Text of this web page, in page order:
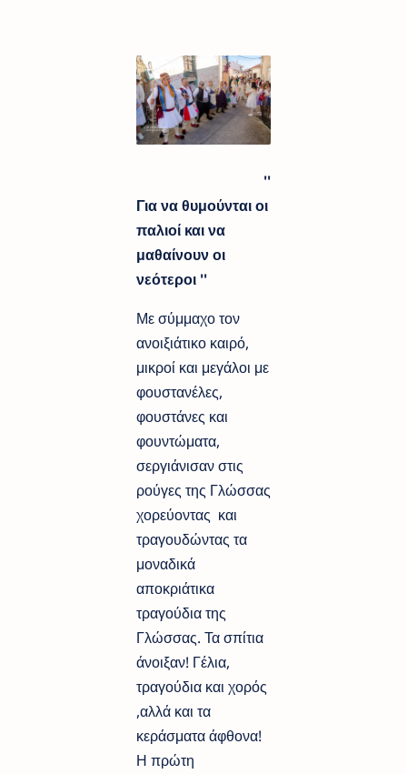
''
Για να θυμούνται οι
παλιοί και να
μαθαίνουν οι
νεότεροι ''
Με σύμμαχο τον
ανοιξιάτικο καιρό,
μικροί και μεγάλοι με
φουστανέλες,
φουστάνες και
φουντώματα,
σεργιάνισαν στις
ρούγες της Γλώσσας
χορεύοντας και
τραγουδώντας τα
μοναδικά
αποκριάτικα
τραγούδια της
Γλώσσας. Τα σπίτια
άνοιξαν! Γέλια,
τραγούδια και χορός
,αλλά και τα
κεράσματα άφθονα!
Η πρώτη